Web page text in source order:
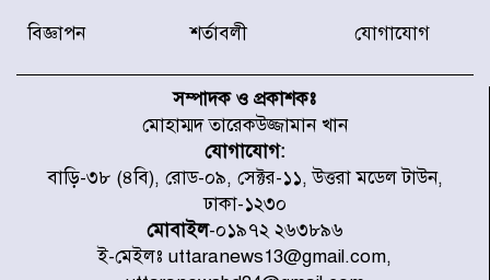
শহীদের তালিকা প্রকাশ করল JRA
জুলাই গণঅভ্যুত্থানে উত্তরায় সর্বকনিষ্ঠ
শহীদ জাবির ইব্রাহীম: এক শিশুর রক্তে
লেখা ইতিহাস
রাজধানীতে আজ বৃষ্টির সম্ভাবনা, যা
বিজ্ঞাপন শর্তাবলী যোগাযোগ
সম্পাদক ও প্রকাশকঃ
মোহাম্মদ তারেকউজ্জামান খান
যোগাযোগ:
বাড়ি-৩৮ (৪বি), রোড-০৯, সেক্টর-১১, উত্তরা মডেল টাউন,
ঢাকা-১২৩০
মোবাইল-০১৯৭২ ২৬৩৮৯৬
ই-মেইলঃ uttaranews13@gmail.com,